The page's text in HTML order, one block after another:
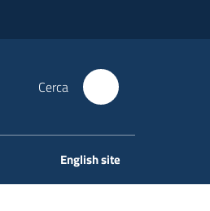
Cerca
English site